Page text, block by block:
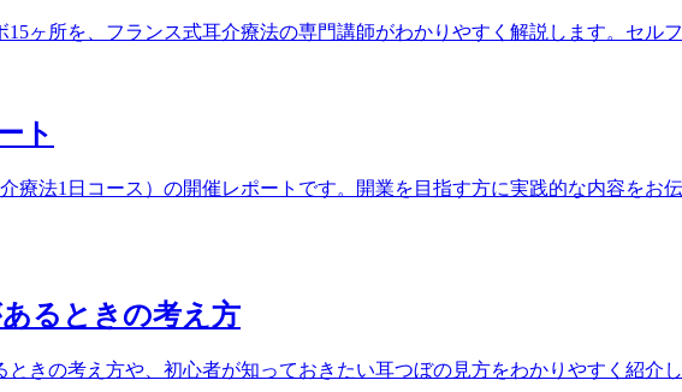
ヶ所を、フランス式耳介療法の専門講師がわかりやすく解説します。セル
ト
療法1日コース）の開催レポートです。開業を目指す方に実践的な内容をお
るときの考え方
きの考え方や、初心者が知っておきたい耳つぼの見方をわかりやすく紹介し